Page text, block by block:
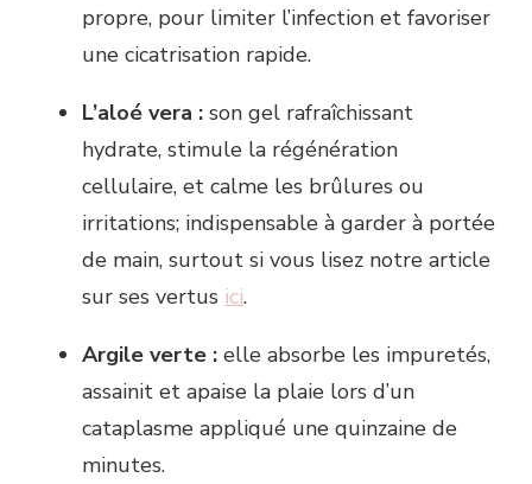
propre, pour limiter l’infection et favoriser
une cicatrisation rapide.
L’aloé vera : son gel rafraîchissant
hydrate, stimule la régénération
cellulaire, et calme les brûlures ou
irritations; indispensable à garder à portée
de main, surtout si vous lisez notre article
sur ses vertus ici.
Argile verte : elle absorbe les impuretés,
assainit et apaise la plaie lors d’un
cataplasme appliqué une quinzaine de
minutes.